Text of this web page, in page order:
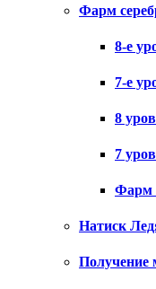
Фарм
8-е
7-е
8
7
Фарм
Натиск
Получение